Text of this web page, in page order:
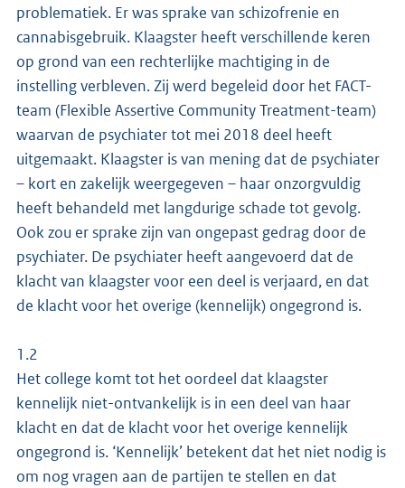
problematiek. Er was sprake van schizofrenie en
cannabisgebruik. Klaagster heeft verschillende keren
op grond van een rechterlijke machtiging in de
instelling verbleven. Zij werd begeleid door het FACT-
team (Flexible Assertive Community Treatment-team)
waarvan de psychiater tot mei 2018 deel heeft
uitgemaakt. Klaagster is van mening dat de psychiater
– kort en zakelijk weergegeven – haar onzorgvuldig
heeft behandeld met langdurige schade tot gevolg.
Ook zou er sprake zijn van ongepast gedrag door de
psychiater. De psychiater heeft aangevoerd dat de
klacht van klaagster voor een deel is verjaard, en dat
de klacht voor het overige (kennelijk) ongegrond is.
1.2
Het college komt tot het oordeel dat klaagster
kennelijk niet-ontvankelijk is in een deel van haar
klacht en dat de klacht voor het overige kennelijk
ongegrond is. ‘Kennelijk’ betekent dat het niet nodig is
om nog vragen aan de partijen te stellen en dat